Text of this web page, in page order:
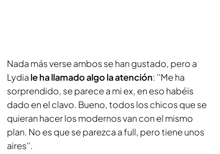
Nada más verse ambos se han gustado, pero a
Lydia le ha llamado algo la atención: ''Me ha
sorprendido, se parece a mi ex, en eso habéis
dado en el clavo. Bueno, todos los chicos que se
quieran hacer los modernos van con el mismo
plan. No es que se parezca a full, pero tiene unos
aires''.